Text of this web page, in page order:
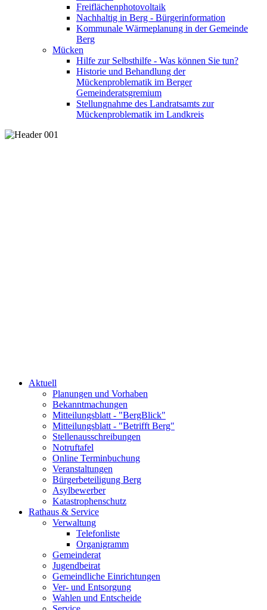
Freiflächenphotovoltaik
Nachhaltig in Berg - Bürgerinformation
Kommunale Wärmeplanung in der Gemeinde
Berg
Mücken
Hilfe zur Selbsthilfe - Was können Sie tun?
Historie und Behandlung der
Mückenproblematik im Berger
Gemeinderatsgremium
Stellungnahme des Landratsamts zur
Mückenproblematik im Landkreis
Aktuell
Planungen und Vorhaben
Bekanntmachungen
Mitteilungsblatt - "BergBlick"
Mitteilungsblatt - "Betrifft Berg"
Stellenausschreibungen
Notruftafel
Online Terminbuchung
Veranstaltungen
Bürgerbeteiligung Berg
Asylbewerber
Katastrophenschutz
Rathaus & Service
Verwaltung
Telefonliste
Organigramm
Gemeinderat
Jugendbeirat
Gemeindliche Einrichtungen
Ver- und Entsorgung
Wahlen und Entscheide